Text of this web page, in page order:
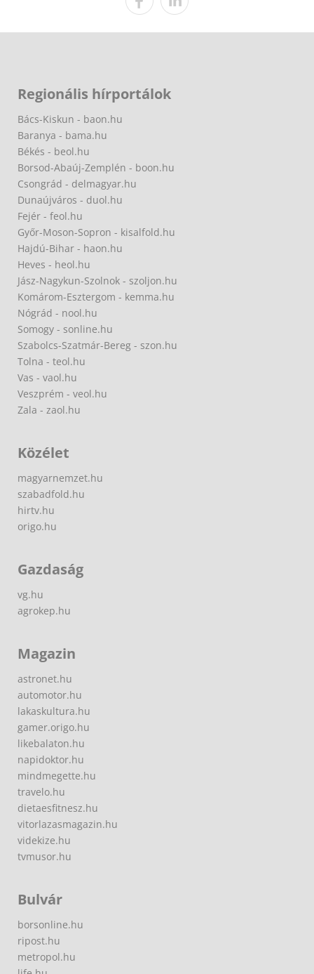
Regionális hírportálok
Bács-Kiskun - baon.hu
Baranya - bama.hu
Békés - beol.hu
Borsod-Abaúj-Zemplén - boon.hu
Csongrád - delmagyar.hu
Dunaújváros - duol.hu
Fejér - feol.hu
Győr-Moson-Sopron - kisalfold.hu
Hajdú-Bihar - haon.hu
Heves - heol.hu
Jász-Nagykun-Szolnok - szoljon.hu
Komárom-Esztergom - kemma.hu
Nógrád - nool.hu
Somogy - sonline.hu
Szabolcs-Szatmár-Bereg - szon.hu
Tolna - teol.hu
Vas - vaol.hu
Veszprém - veol.hu
Zala - zaol.hu
Közélet
magyarnemzet.hu
szabadfold.hu
hirtv.hu
origo.hu
Gazdaság
vg.hu
agrokep.hu
Magazin
astronet.hu
automotor.hu
lakaskultura.hu
gamer.origo.hu
likebalaton.hu
napidoktor.hu
mindmegette.hu
travelo.hu
dietaesfitnesz.hu
vitorlazasmagazin.hu
videkize.hu
tvmusor.hu
Bulvár
borsonline.hu
ripost.hu
metropol.hu